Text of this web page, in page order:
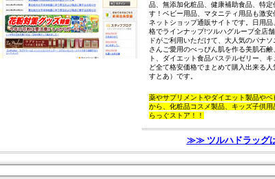
品、無添加化粧品、健康補助食品、特
す！ベビー用品、マタニティ用品も激
ネットショップ通販サイトです。日用
格でラインナップ!ツルハグループ全店
ドがご利用いただけて、大人気のパナ
さんご愛用のべっぴん肌を作る美肌石
ト、ダイエット食品パステルゼリー、
ど全て格安価格でまとめて購入出来る
すとあ）です。
薬やサプリメントやダイエット製品や
から、化粧品コスメ製品、キッズ子供
らっぐストア！！
≫≫ ツルハドラッグ